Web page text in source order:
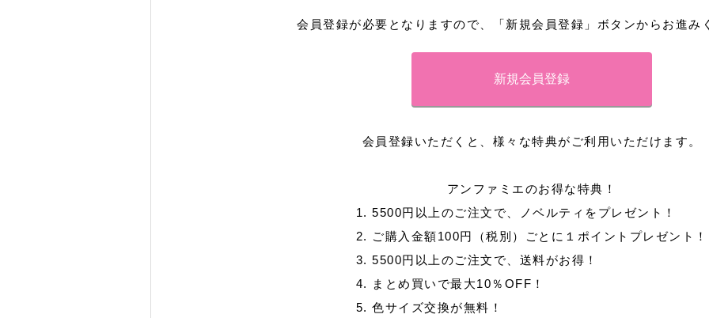
会員登録が必要となりますので、「新規会員登録」ボタンからお進み
会員登録いただくと、様々な特典がご利用いただけます。
アンファミエのお得な特典！
1. 5500円以上のご注文で、ノベルティをプレゼント！
2. ご購入金額100円（税別）ごとに１ポイントプレゼント！
3. 5500円以上のご注文で、送料がお得！
4. まとめ買いで最大10％OFF！
5. 色サイズ交換が無料！